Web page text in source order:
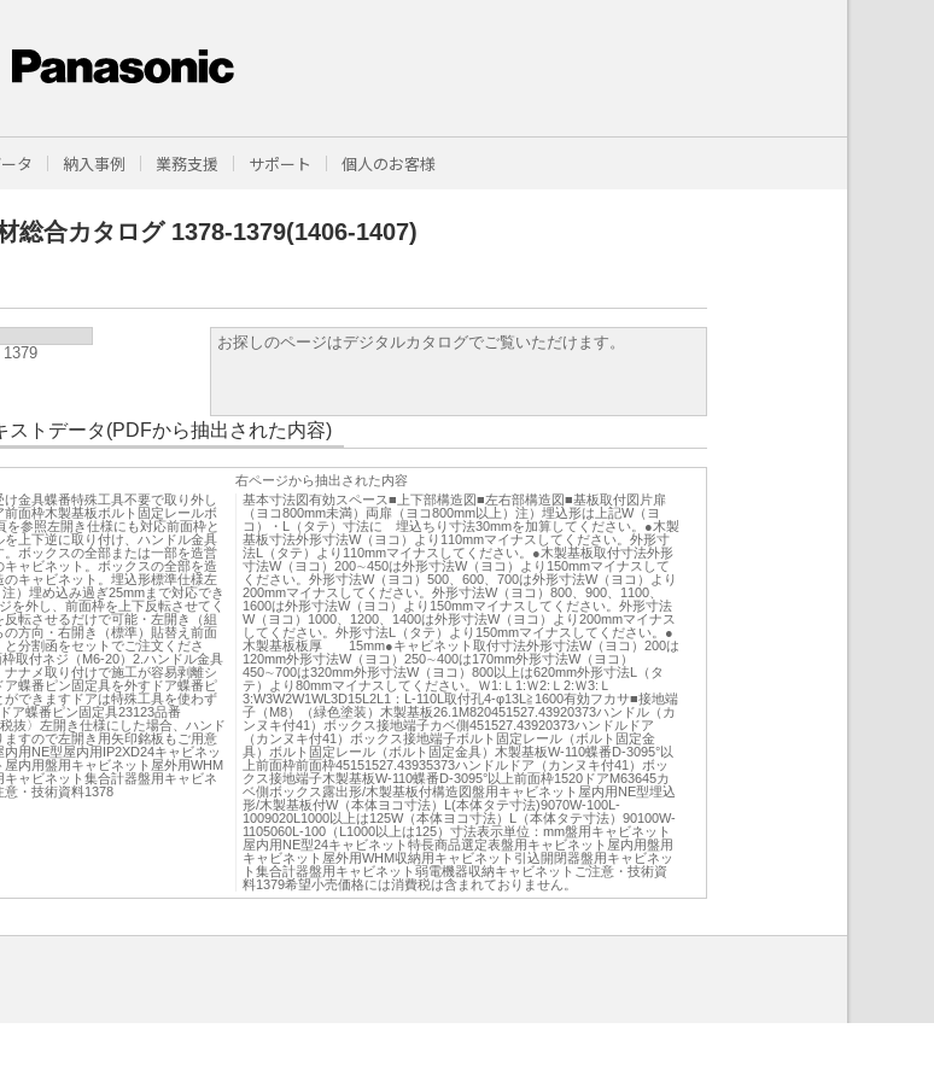
タ 納入事例 業務支援 サポート 個人のお客様
総合カタログ 1378-1379(1406-1407)
1379
お探しのページはデジタルカタログでご覧いただけます。
ストデータ(PDFから抽出された内容)
け金具蝶番特殊工具不要で取り外し
面枠木製基板ボルト固定レールボ
を参照左開き仕様にも対応前面枠と
を上下逆に取り付け、ハンドル金具
ボックスの全部または一部を造営
ャビネット。ボックスの全部を造
キャビネット。埋込形標準仕様左
）埋め込み過ぎ25mmまで対応でき
を外し、前面枠を上下反転させてく
転させるだけで可能・左開き（組
方向・右開き（標準）貼替え前面
分割函をセットでご注文くださ
取付ネジ（M6-20）2.ハンドル金具
ナナメ取り付けで施工が容易剥離シ
蝶番ピン固定具を外すドア蝶番ピ
できますドアは特殊工具を使わず
ア蝶番ピン固定具23123品番
抜〉左開き仕様にした場合、ハンド
すので左開き用矢印銘板もご用意
用NE型屋内用IP2XD24キャビネッ
内用盤用キャビネット屋外用WHM
ャビネット集合計器盤用キャビネ
意・技術資料1378
右ページから抽出された内容
基本寸法図有効スペース■上下部構造図■左右部構造図■基板取付図片扉
（ヨコ800mm未満）両扉（ヨコ800mm以上）注）埋込形は上記W（ヨ
コ）・L（タテ）寸法に 埋込ちり寸法30mmを加算してください。●木製
基板寸法外形寸法W（ヨコ）より110mmマイナスしてください。外形寸
法L（タテ）より110mmマイナスしてください。●木製基板取付寸法外形
寸法W（ヨコ）200∼450は外形寸法W（ヨコ）より150mmマイナスして
ください。外形寸法W（ヨコ）500、600、700は外形寸法W（ヨコ）より
200mmマイナスしてください。外形寸法W（ヨコ）800、900、1100、
1600は外形寸法W（ヨコ）より150mmマイナスしてください。外形寸法
W（ヨコ）1000、1200、1400は外形寸法W（ヨコ）より200mmマイナス
してください。外形寸法L（タテ）より150mmマイナスしてください。●
木製基板板厚 15mm●キャビネット取付寸法外形寸法W（ヨコ）200は
120mm外形寸法W（ヨコ）250∼400は170mm外形寸法W（ヨコ）
450∼700は320mm外形寸法W（ヨコ）800以上は620mm外形寸法L（タ
テ）より80mmマイナスしてください。Ｗ1:Ｌ1:Ｗ2:Ｌ2:Ｗ3:Ｌ
3:W3W2W1WL3D15L2L1：L‐110L取付孔4‐φ13L≧1600有効フカサ■接地端
子（M8）（緑色塗装）木製基板26.1M820451527.43920373ハンドル（カ
ンヌキ付41）ボックス接地端子カベ側451527.43920373ハンドルドア
（カンヌキ付41）ボックス接地端子ボルト固定レール（ボルト固定金
具）ボルト固定レール（ボルト固定金具）木製基板W-110蝶番D-3095°以
上前面枠前面枠45151527.43935373ハンドルドア（カンヌキ付41）ボッ
クス接地端子木製基板W-110蝶番D-3095°以上前面枠1520ドアM63645カ
ベ側ボックス露出形/木製基板付構造図盤用キャビネット屋内用NE型埋込
形/木製基板付W（本体ヨコ寸法）L(本体タテ寸法)9070W-100L-
1009020L1000以上は125W（本体ヨコ寸法）L（本体タテ寸法）90100W-
1105060L-100（L1000以上は125）寸法表示単位：mm盤用キャビネット
屋内用NE型24キャビネット特長商品選定表盤用キャビネット屋内用盤用
キャビネット屋外用WHM収納用キャビネット引込開閉器盤用キャビネッ
ト集合計器盤用キャビネット弱電機器収納キャビネットご注意・技術資
料1379希望小売価格には消費税は含まれておりません。